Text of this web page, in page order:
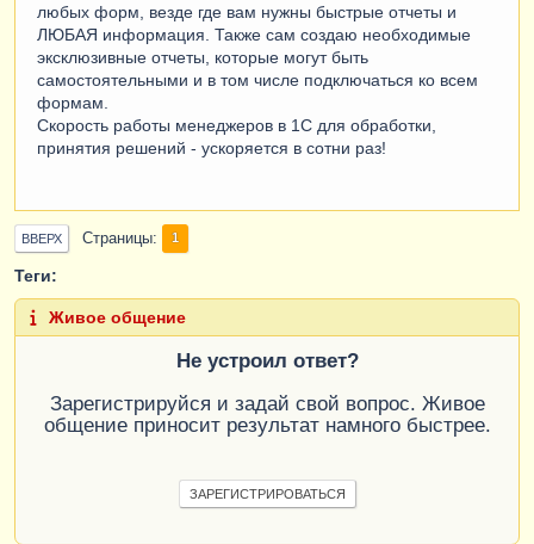
любых форм, везде где вам нужны быстрые отчеты и
ЛЮБАЯ информация. Также сам создаю необходимые
эксклюзивные отчеты, которые могут быть
самостоятельными и в том числе подключаться ко всем
формам.
Скорость работы менеджеров в 1С для обработки,
принятия решений - ускоряется в сотни раз!
ВВЕРХ Страницы 1
Теги:
Живое общение
Не устроил ответ?
Зарегистрируйся и задай свой вопрос. Живое
общение приносит результат намного быстрее.
ЗАРЕГИСТРИРОВАТЬСЯ